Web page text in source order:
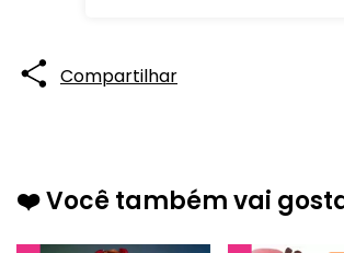
Compartilhar
❤️ Você também vai